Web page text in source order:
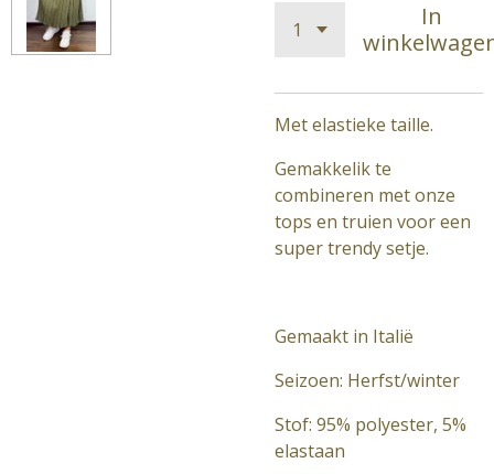
In
Met elastieke taille.
Gemakkelik te
combineren met onze
tops en truien voor een
super trendy setje.
Gemaakt in Italië
Seizoen: Herfst/winter
Stof: 95% polyester, 5%
elastaan